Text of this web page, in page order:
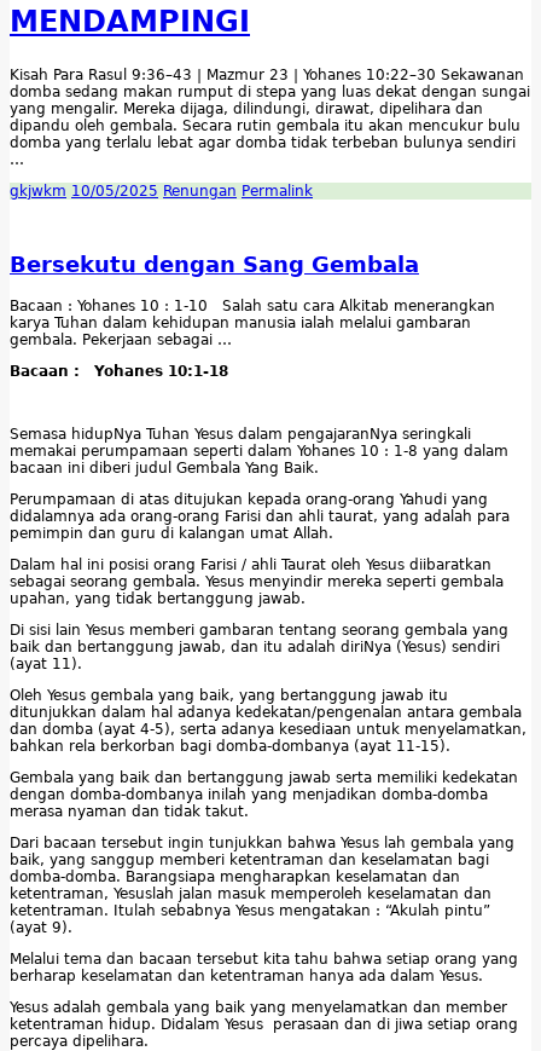
MENDAMPINGI
Kisah Para Rasul 9:36–43 | Mazmur 23 | Yohanes 10:22–30 Sekawanan
domba sedang makan rumput di stepa yang luas dekat dengan sungai
yang mengalir. Mereka dijaga, dilindungi, dirawat, dipelihara dan
dipandu oleh gembala. Secara rutin gembala itu akan mencukur bulu
domba yang terlalu lebat agar domba tidak terbeban bulunya sendiri
…
gkjwkm 10/05/2025 Renungan Permalink
Bersekutu dengan Sang Gembala
Bacaan : Yohanes 10 : 1-10 Salah satu cara Alkitab menerangkan
karya Tuhan dalam kehidupan manusia ialah melalui gambaran
gembala. Pekerjaan sebagai …
Bacaan : Yohanes 10:1-18
Semasa hidupNya Tuhan Yesus dalam pengajaranNya seringkali
memakai perumpamaan seperti dalam Yohanes 10 : 1-8 yang dalam
bacaan ini diberi judul Gembala Yang Baik.
Perumpamaan di atas ditujukan kepada orang-orang Yahudi yang
didalamnya ada orang-orang Farisi dan ahli taurat, yang adalah para
pemimpin dan guru di kalangan umat Allah.
Dalam hal ini posisi orang Farisi / ahli Taurat oleh Yesus diibaratkan
sebagai seorang gembala. Yesus menyindir mereka seperti gembala
upahan, yang tidak bertanggung jawab.
Di sisi lain Yesus memberi gambaran tentang seorang gembala yang
baik dan bertanggung jawab, dan itu adalah diriNya (Yesus) sendiri
(ayat 11).
Oleh Yesus gembala yang baik, yang bertanggung jawab itu
ditunjukkan dalam hal adanya kedekatan/pengenalan antara gembala
dan domba (ayat 4-5), serta adanya kesediaan untuk menyelamatkan,
bahkan rela berkorban bagi domba-dombanya (ayat 11-15).
Gembala yang baik dan bertanggung jawab serta memiliki kedekatan
dengan domba-dombanya inilah yang menjadikan domba-domba
merasa nyaman dan tidak takut.
Dari bacaan tersebut ingin tunjukkan bahwa Yesus lah gembala yang
baik, yang sanggup memberi ketentraman dan keselamatan bagi
domba-domba. Barangsiapa mengharapkan keselamatan dan
ketentraman, Yesuslah jalan masuk memperoleh keselamatan dan
ketentraman. Itulah sebabnya Yesus mengatakan : “Akulah pintu”
(ayat 9).
Melalui tema dan bacaan tersebut kita tahu bahwa setiap orang yang
berharap keselamatan dan ketentraman hanya ada dalam Yesus.
Yesus adalah gembala yang baik yang menyelamatkan dan member
ketentraman hidup. Didalam Yesus perasaan dan di jiwa setiap orang
percaya dipelihara.